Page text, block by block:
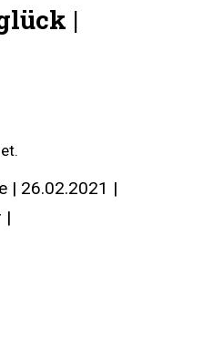
|
| 26.02.2021 |
|